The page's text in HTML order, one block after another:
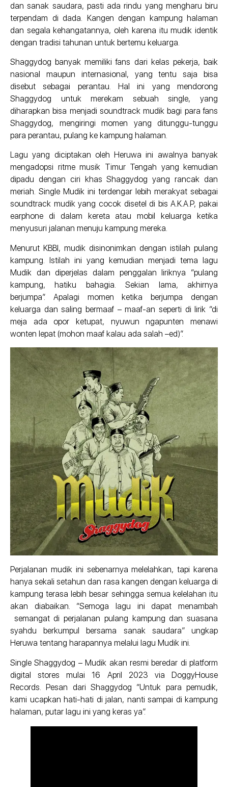
dan sanak saudara, pasti ada rindu yang mengharu biru
terpendam di dada. Kangen dengan kampung halaman
dan segala kehangatannya, oleh karena itu mudik identik
dengan tradisi tahunan untuk bertemu keluarga.
Shaggydog banyak memiliki fans dari kelas pekerja, baik
nasional maupun internasional, yang tentu saja bisa
disebut sebagai perantau. Hal ini yang mendorong
Shaggydog untuk merekam sebuah single, yang
diharapkan bisa menjadi soundtrack mudik bagi para fans
Shaggydog, mengiringi momen yang ditunggu-tunggu
para perantau, pulang ke kampung halaman.
Lagu yang diciptakan oleh Heruwa ini awalnya banyak
mengadopsi ritme musik Timur Tengah yang kemudian
dipadu dengan ciri khas Shaggydog yang rancak dan
meriah. Single Mudik ini terdengar lebih merakyat sebagai
soundtrack mudik yang cocok disetel di bis A.K.A.P, pakai
earphone di dalam kereta atau mobil keluarga ketika
menyusuri jalanan menuju kampung mereka.
Menurut KBBI, mudik disinonimkan dengan istilah pulang
kampung. Istilah ini yang kemudian menjadi tema lagu
Mudik dan diperjelas dalam penggalan liriknya “pulang
kampung, hatiku bahagia. Sekian lama, akhirnya
berjumpa”. Apalagi momen ketika berjumpa dengan
keluarga dan saling bermaaf – maaf-an seperti di lirik “di
meja ada opor ketupat, nyuwun ngapunten menawi
wonten lepat (mohon maaf kalau ada salah –ed)”.
Perjalanan mudik ini sebenarnya melelahkan, tapi karena
hanya sekali setahun dan rasa kangen dengan keluarga di
kampung terasa lebih besar sehingga semua kelelahan itu
akan diabaikan. “Semoga lagu ini dapat menambah
semangat di perjalanan pulang kampung dan suasana
syahdu berkumpul bersama sanak saudara” ungkap
Heruwa tentang harapannya melalui lagu Mudik ini.
Single Shaggydog – Mudik akan resmi beredar di platform
digital stores mulai 16 April 2023 via DoggyHouse
Records. Pesan dari Shaggydog “Untuk para pemudik,
kami ucapkan hati-hati di jalan, nanti sampai di kampung
halaman, putar lagu ini yang keras ya”.